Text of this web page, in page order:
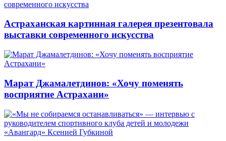
Астраханская картинная галерея презентовала
выставки современного искусства
Марат Джамалетдинов: «Хочу поменять
восприятие Астрахани»